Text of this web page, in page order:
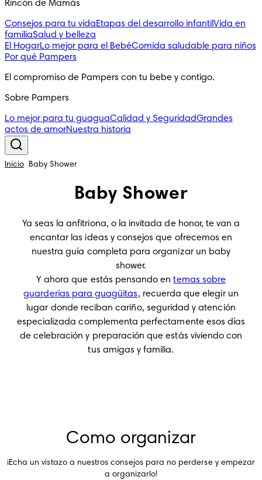
Rincón de Mamás
Consejos para tu vidaEtapas del desarrollo infantilVida en
familiaSalud y belleza
El HogarLo mejor para el BebéComida saludable para niños
Por qué Pampers
El compromiso de Pampers con tu bebe y contigo.
Sobre Pampers
Lo mejor para tu guaguaCalidad y SeguridadGrandes
actos de amorNuestra historia
Inicio Baby Shower
Baby Shower
Ya seas la anfitriona, o la invitada de honor, te van a
encantar las ideas y consejos que ofrecemos en
nuestra guía completa para organizar un baby
shower.
Y ahora que estás pensando entemas sobre
guarderías para guagüitas, recuerda que elegir un
lugar donde reciban cariño, seguridad y atención
especializada complementa perfectamente esos días
de celebración y preparación que estás viviendo con
tus amigas y familia.
Como organizar
¡Echa un vistazo a nuestros consejos para no perderse y empezar
a organizarlo!